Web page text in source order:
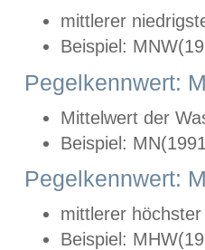
mittlerer
Beispiel:
Pegelkennwert:
Mittelwert der
Beispiel:
Pegelkennwert:
mittlerer
Beispiel: